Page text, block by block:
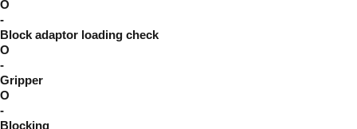
O
-
Block adaptor loading check
O
-
Gripper
O
-
Blocking